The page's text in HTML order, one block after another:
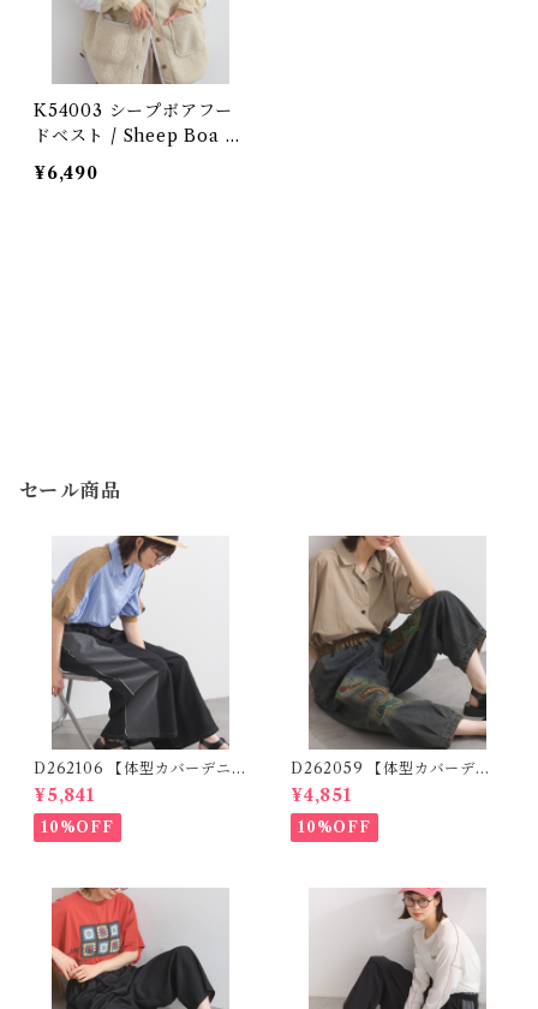
K54003 シープボアフー
ドベスト / Sheep Boa H
ooded Vest
¥6,490
セール商品
D262106 【体型カバーデニム
シリーズ】 デニム切替ワイド
パンツ / Denim Panel Wide
Pants
¥5,841
10%OFF
D262059 【体型カバーデニ
ムシリーズ】 パッチワークロ
ゴデニムパンツ / Patchwork
Logo Denim Pants
¥4,851
10%OFF